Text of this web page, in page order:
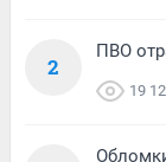
2
ПВО
19